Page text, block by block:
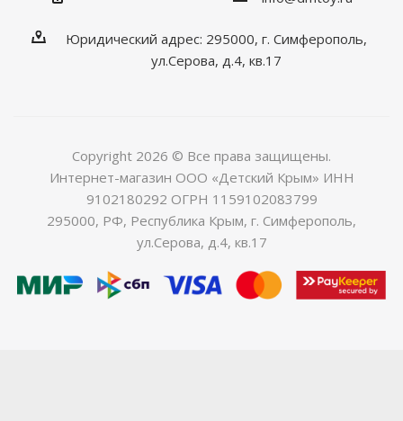
Юридический адрес: 295000, г. Симферополь,
ул.Серова, д.4, кв.17
Copyright 2026 © Все права защищены.
Интернет-магазин ООО «Детский Крым» ИНН
9102180292 ОГРН 1159102083799
295000, РФ, Республика Крым, г. Симферополь,
ул.Серова, д.4, кв.17